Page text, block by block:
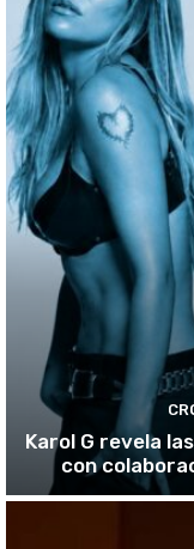
Karol G revela
con